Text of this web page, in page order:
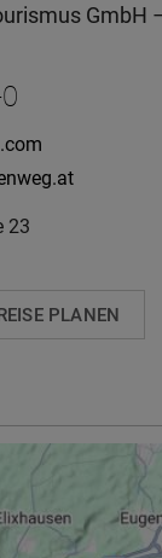
GmbH
23
PLANEN